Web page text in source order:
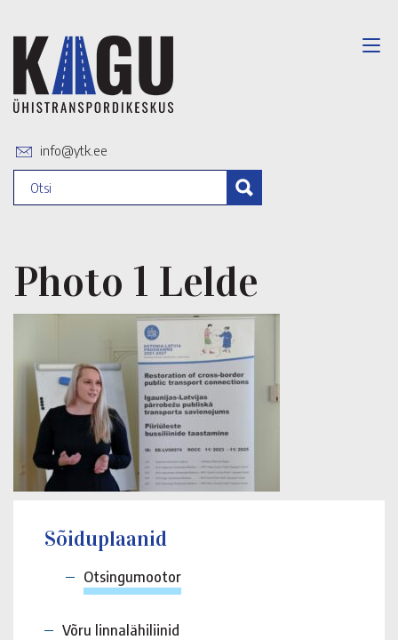
info@ytk.ee
Photo 1 Lelde
Sõiduplaanid
Otsingumootor
Võru linnalähiliinid